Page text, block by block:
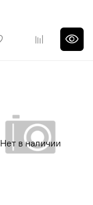
Нет в наличии